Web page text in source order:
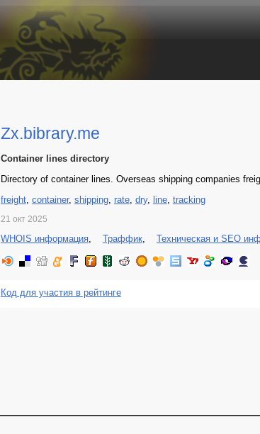
Zx.bibrary.me
Container lines directory
Directory of container lines. Overseas shipping companies
freight, container, shipping, rate, dry, line, tracking
21 окт 2025
WHOIS информация, Траффик, Техническая и SEO
Код для участия в рейтинге